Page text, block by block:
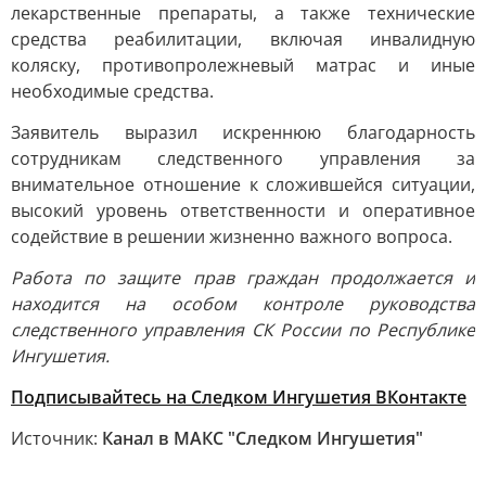
лекарственные препараты, а также технические
средства реабилитации, включая инвалидную
коляску, противопролежневый матрас и иные
необходимые средства.
Заявитель выразил искреннюю благодарность
сотрудникам следственного управления за
внимательное отношение к сложившейся ситуации,
высокий уровень ответственности и оперативное
содействие в решении жизненно важного вопроса.
Работа по защите прав граждан продолжается и
находится на особом контроле руководства
следственного управления СК России по Республике
Ингушетия.
Подписывайтесь на Следком Ингушетия ВКонтакте
Источник: Канал в МАКС "Следком Ингушетия"